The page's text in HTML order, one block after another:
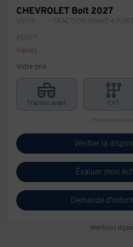
CHEVROLET Bolt 2027
V0175
– TRACTION AVANT 4
PDSF*
Rabais
Votre prix
Traction avant CVT
Plus de
Vérifier la
Évaluer mon
Demande
Mentions